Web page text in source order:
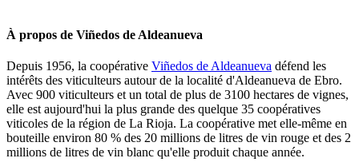
À propos de Viñedos de Aldeanueva
Depuis 1956, la coopérative Viñedos de Aldeanueva défend les
intérêts des viticulteurs autour de la localité d'Aldeanueva de Ebro.
Avec 900 viticulteurs et un total de plus de 3100 hectares de vignes,
elle est aujourd'hui la plus grande des quelque 35 coopératives
viticoles de la région de La Rioja. La coopérative met elle-même en
bouteille environ 80 % des 20 millions de litres de vin rouge et des 2
millions de litres de vin blanc qu'elle produit chaque année.